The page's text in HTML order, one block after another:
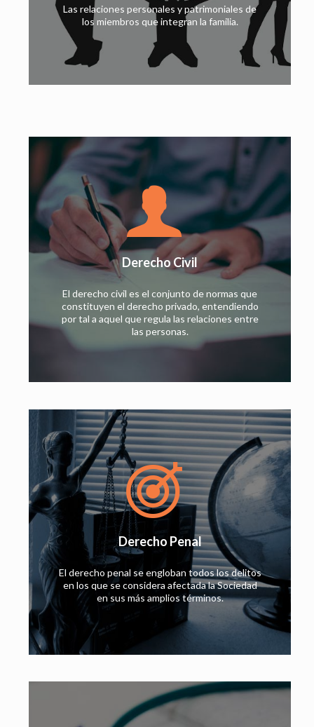
Las relaciones personales y patrimoniales de
los miembros que integran la familia.
Derecho Civil
El derecho civil es el conjunto de normas que
constituyen el derecho privado, entendiendo
por tal a aquel que regula las relaciones entre
las personas.
Derecho Penal
El derecho penal se engloban todos los delitos
en los que se considera afectada la Sociedad
en sus más amplios términos.